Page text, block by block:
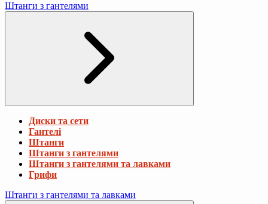
Штанги з гантелями
Диски та сети
Гантелі
Штанги
Штанги з гантелями
Штанги з гантелями та лавками
Грифи
Штанги з гантелями та лавками